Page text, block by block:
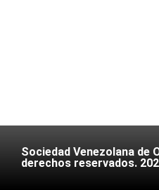
Sociedad Venezolana de
derechos reservados.